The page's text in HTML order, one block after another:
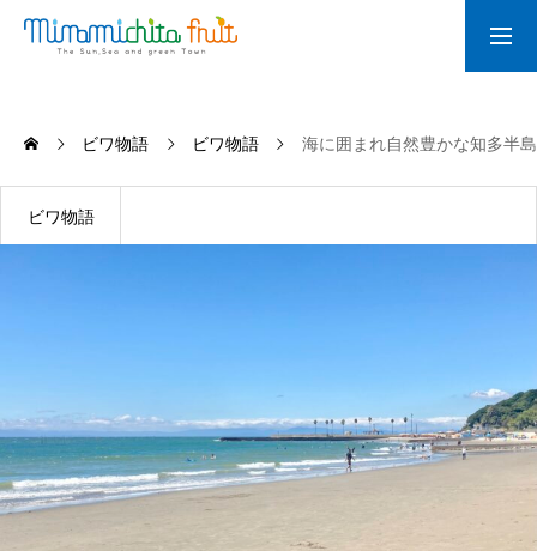
アイテム
びわカフェ
びわ物語
ビワ物語 ビワ物語 海に囲まれ自然豊かな知多半
ビワ物語